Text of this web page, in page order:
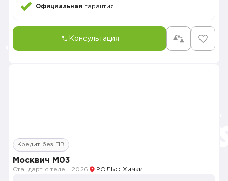
Официальная гарантия
Консультация
Кредит без ПВ
Москвич M03
2026 РОЛЬФ Химки